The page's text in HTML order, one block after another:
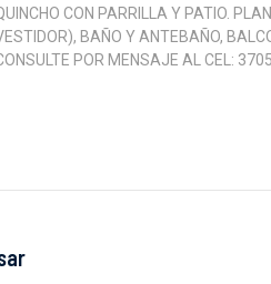
CON PARRILLA Y PATIO.
BAÑO Y ANTEBAÑO,
POR MENSAJE AL CEL: